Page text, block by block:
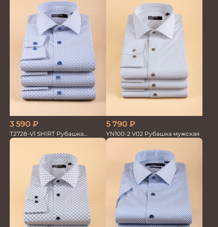
3 590 ₽
T2728-V1 SHIRT Рубашка
мужская
5 790 ₽
YN100-2 V02 Рубашка мужская